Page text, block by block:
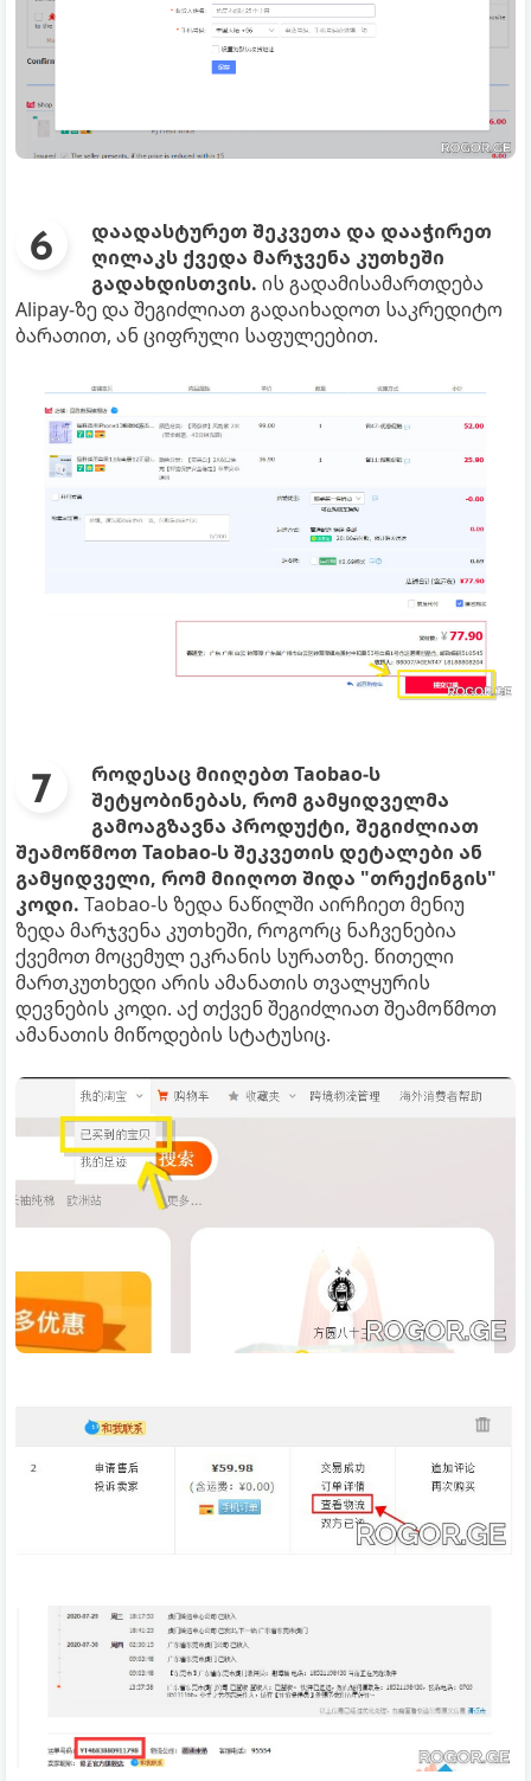
დაადასტურეთ შეკვეთა და დააჭირეთ
ღილაკს ქვედა მარჯვენა კუთხეში
გადახდისთვის. ის გადამისამართდება
Alipay-ზე და შეგიძლიათ გადაიხადოთ საკრედიტო
ბარათით, ან ციფრული საფულეებით.
როდესაც მიიღებთ Taobao-ს
შეტყობინებას, რომ გამყიდველმა
გამოაგზავნა პროდუქტი, შეგიძლიათ
შეამოწმოთ Taobao-ს შეკვეთის დეტალები ან
გამყიდველი, რომ მიიღოთ შიდა "თრექინგის"
კოდი. Taobao-ს ზედა ნაწილში აირჩიეთ მენიუ
ზედა მარჯვენა კუთხეში, როგორც ნაჩვენებია
ქვემოთ მოცემულ ეკრანის სურათზე. წითელი
მართკუთხედი არის ამანათის თვალყურის
დევნების კოდი. აქ თქვენ შეგიძლიათ შეამოწმოთ
ამანათის მიწოდების სტატუსიც.